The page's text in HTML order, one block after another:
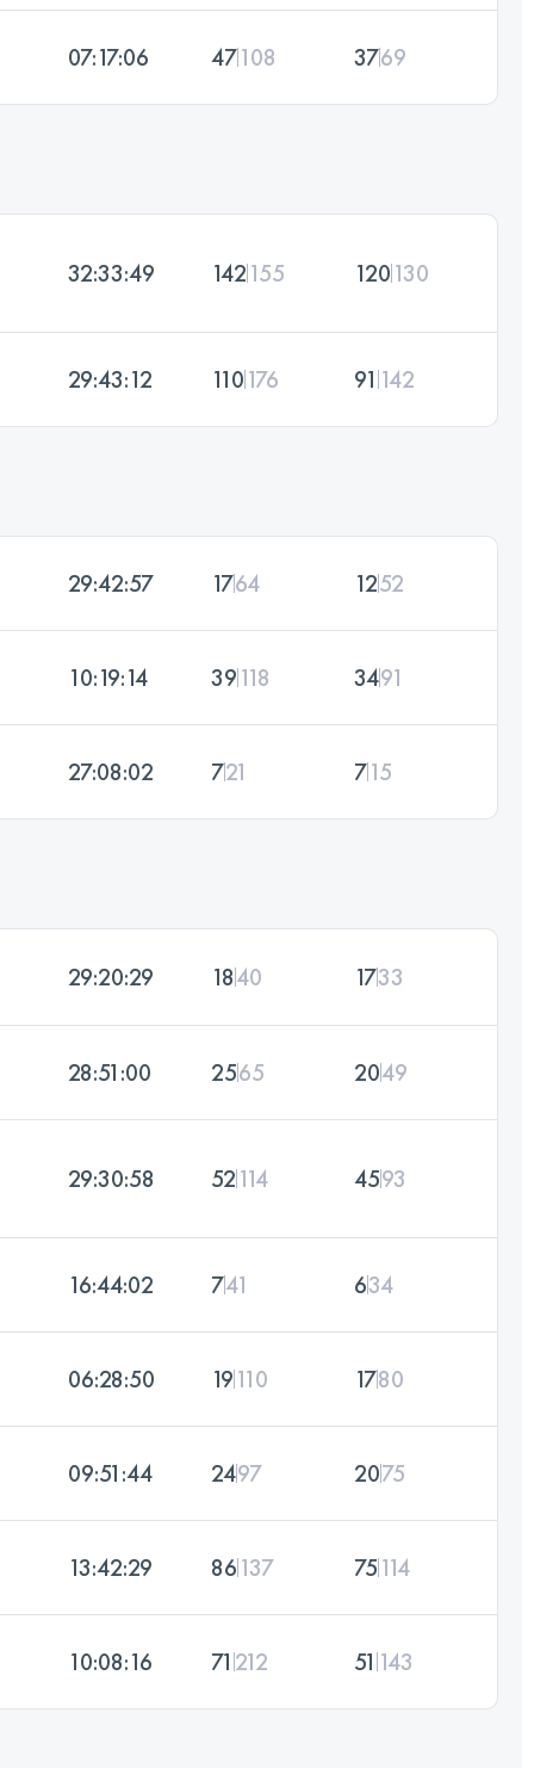
07:17:06 47108 3769
32:33:49 142155 120130
29:43:12 110176 91 142
29:42:57 1764 1252
10:19:14 39118 3491
27:08:02 721 715
29:20:29 1840 1733
28:51:00 2565 2049
29:30:58 52114 4593
16:44:02 741 634
06:28:50 19110 1780
09:51:44 2497 2075
13:42:29 86137 75114
10:08:16 71 212 51 143